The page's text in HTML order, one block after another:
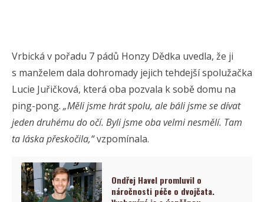
Vrbická v pořadu 7 pádů Honzy Dědka uvedla, že ji
s manželem dala dohromady jejich tehdejší spolužačka
Lucie Juřičková, která oba pozvala k sobě domu na
ping-pong. „Měli jsme hrát spolu, ale báli jsme se dívat
jeden druhému do očí. Byli jsme oba velmi nesmělí. Tam
ta láska přeskočila,“vzpomínala.
Ondřej Havel promluvil o
náročnosti péče o dvojčata.